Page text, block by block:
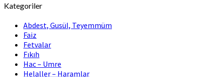
Kategoriler
Abdest, Gusül, Teyemmüm
Faiz
Fetvalar
Fıkıh
Hac – Umre
Helaller – Haramlar